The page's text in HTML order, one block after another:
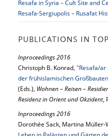
Resafa in Syria – Cult Site and
Resafa-Sergiupolis – Rusafat
PUBLICATIONS IN
Inproceedings 2016
Christoph B. Konrad, "Resafa/ar
der frühislamischen
(Eds.), Wohnen – Reisen –
Residenz in Orient und Okzident,
Inproceedings 2016
Dorothée Sack, Martina Müller-